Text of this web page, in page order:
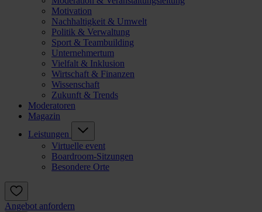
Motivation
Nachhaltigkeit & Umwelt
Politik & Verwaltung
Sport & Teambuilding
Unternehmertum
Vielfalt & Inklusion
Wirtschaft & Finanzen
Wissenschaft
Zukunft & Trends
Moderatoren
Magazin
Leistungen
Virtuelle event
Boardroom-Sitzungen
Besondere Orte
Angebot anfordern